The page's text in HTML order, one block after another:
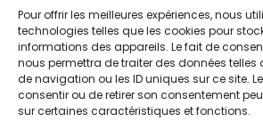
Pour offrir les meilleures expériences, nous
technologies telles que les cookies pour
informations des appareils. Le fait de
nous permettra de traiter des données
de navigation ou les ID uniques sur ce site.
consentir ou de retirer son consentement
sur certaines caractéristiques et fonctions.
e
,
e
l
l